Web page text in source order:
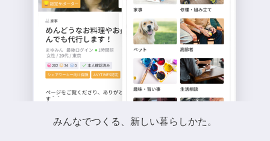
みんなでつくる、新しい暮らしかた。